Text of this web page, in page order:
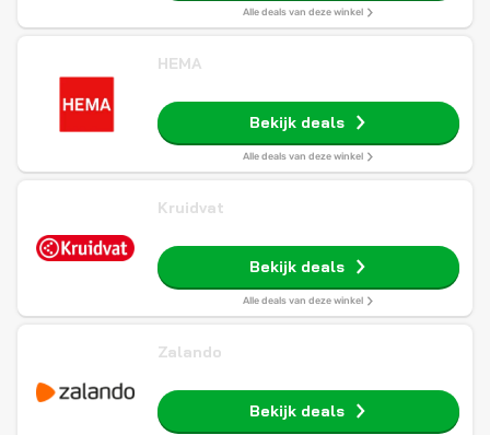
Alle deals van deze winkel
HEMA
Bekijk deals
Alle deals van deze winkel
Kruidvat
Bekijk deals
Alle deals van deze winkel
Zalando
Bekijk deals